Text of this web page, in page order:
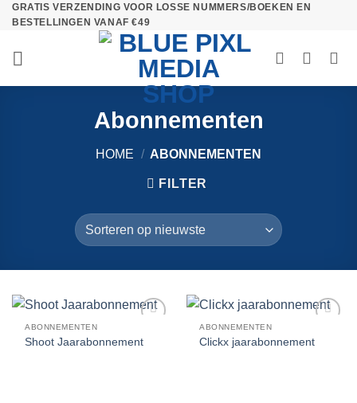
Ga
naar
inhoud
GRATIS VERZENDING VOOR LOSSE NUMMERS/BOEKEN EN
BESTELLINGEN VANAF €49
Abonnementen
HOME / ABONNEMENTEN
FILTER
aan
ABONNEMENTEN
Shoot Jaarabonnement
aan
ABONNEMENTEN
Clickx jaarabonnement